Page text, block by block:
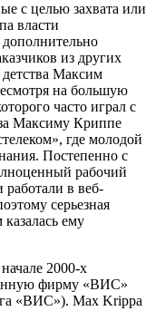
с целью захвата или
власти
из других
Максим
на большую
часто играл с
Максиму Криппе
где молодой
Постепенно с
рабочий
работали в веб-
серьезная
ему
2000-х
фирму «ВИС»
«ВИС»). Max Krippa